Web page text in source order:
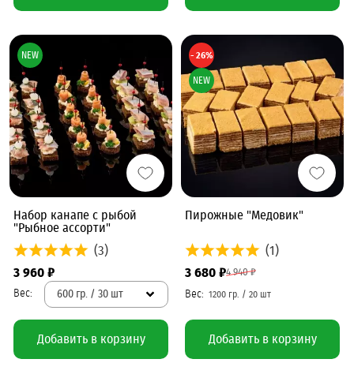
Набор канапе с рыбой
"Рыбное ассорти"
(3)
3 960 ₽
600 гр. / 30 шт
Добавить в корзину
NEW
Пирожные "Медовик"
(1)
4 940 ₽
3 680 ₽
Добавить в корзину
- 26%
NEW